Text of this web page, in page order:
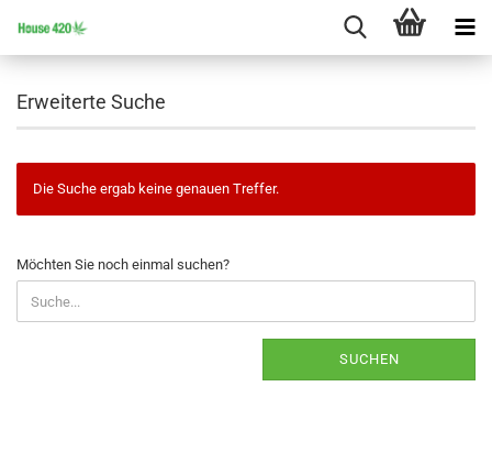
Erweiterte Suche
Die Suche ergab keine genauen Treffer.
MÖCHTEN
SIE
NOCH
EINMAL
Möchten Sie noch einmal suchen?
SUCHEN